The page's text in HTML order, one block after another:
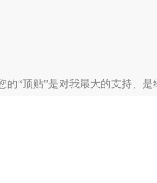
的“顶贴”是对我最大的支持、